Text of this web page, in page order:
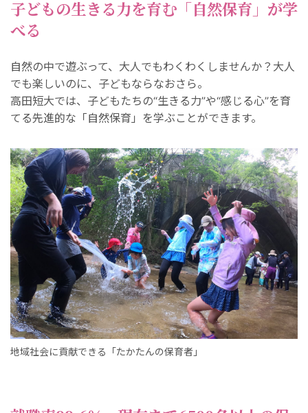
子どもの生きる力を育む「自然保育」が学
べる
自然の中で遊ぶって、大人でもわくわくしませんか？大人
でも楽しいのに、子どもならなおさら。
高田短大では、子どもたちの“生きる力”や“感じる心”を育
てる先進的な「自然保育」を学ぶことができます。
地域社会に貢献できる「たかたんの保育者」